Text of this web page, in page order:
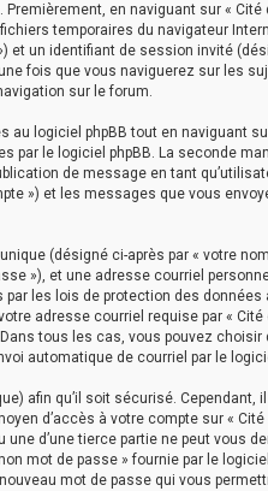
en naviguant sur «
temporaires du navigateur
et un identifiant de session invité
fois que vous naviguerez sur les
sur le forum.
logiciel phpBB tout en naviguant
par le logiciel phpBB. La seconde
de message en tant
») et les messages que vous
(désigné ci-après par « votre
»), et une adresse courriel
les lois de protection des
adresse courriel requise par «
tous les cas, vous pouvez
automatique de courriel par le
afin qu’il soit sécurisé.
d’accès à votre compte sur «
une d’une tierce partie ne peut
mot de passe » fournie par le
mot de passe qui vous